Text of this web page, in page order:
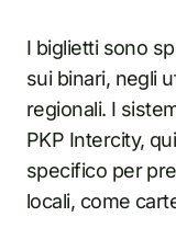
I biglietti sono
sui binari, negli
regionali. I
PKP Intercity,
specifico per
locali, come